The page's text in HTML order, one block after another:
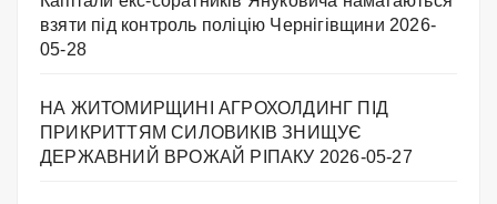
взяти під контроль поліцію Чернігівщини 2026-
05-28
НА ЖИТОМИРЩИНІ АГРОХОЛДИНГ ПІД
ПРИКРИТТЯМ СИЛОВИКІВ ЗНИЩУЄ
ДЕРЖАВНИЙ ВРОЖАЙ РІПАКУ ​ 2026-05-27